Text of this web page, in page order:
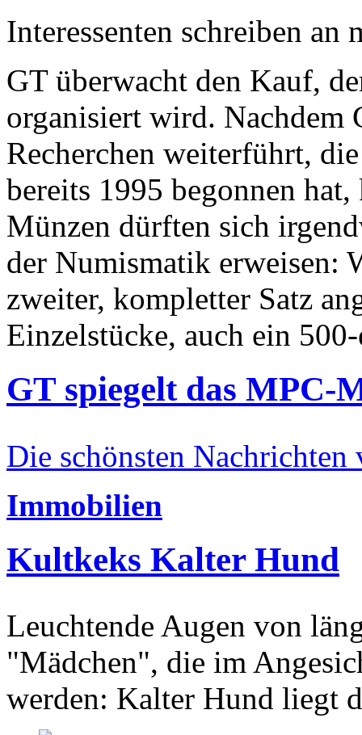
Interessenten schreiben
GT überwacht den Kauf,
organisiert wird. Nachdem
Recherchen weiterführt,
bereits 1995 begonnen
Münzen dürften sich
der Numismatik erweisen:
zweiter, kompletter Satz
Einzelstücke, auch ein
GT spiegelt das MPC-
Die schönsten Nachrichten
Immobilien
Kultkeks Kalter Hund
Leuchtende Augen von
"Mädchen", die im
werden: Kalter Hund liegt